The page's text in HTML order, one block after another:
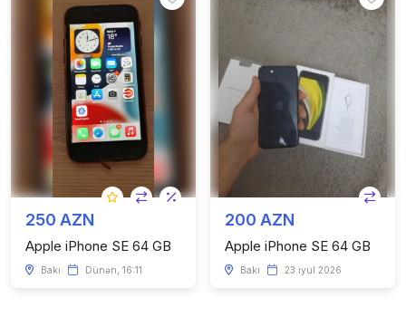
250 AZN
Apple iPhone SE 64 GB
Bakı Dünən, 16:11
200 AZN
Apple iPhone SE 64 GB
Bakı 23 iyul 2026